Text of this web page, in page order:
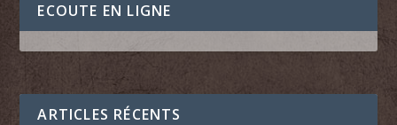
ECOUTE EN LIGNE
ARTICLES RÉCENTS